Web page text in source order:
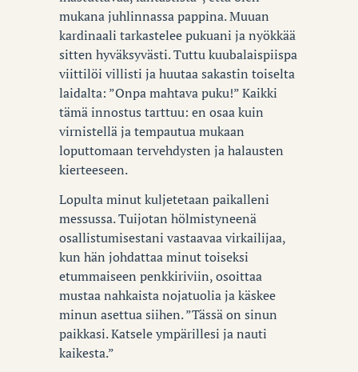
mukana juhlinnassa pappina. Muuan
kardinaali tarkastelee pukuani ja nyökkää
sitten hyväksyvästi. Tuttu kuubalaispiispa
viittilöi villisti ja huutaa sakastin toiselta
laidalta: ”Onpa mahtava puku!” Kaikki
tämä innostus tarttuu: en osaa kuin
virnistellä ja tempautua mukaan
loputtomaan tervehdysten ja halausten
kierteeseen.
Lopulta minut kuljetetaan paikalleni
messussa. Tuijotan hölmistyneenä
osallistumisestani vastaavaa virkailijaa,
kun hän johdattaa minut toiseksi
etummaiseen penkkiriviin, osoittaa
mustaa nahkaista nojatuolia ja käskee
minun asettua siihen. ”Tässä on sinun
paikkasi. Katsele ympärillesi ja nauti
kaikesta.”